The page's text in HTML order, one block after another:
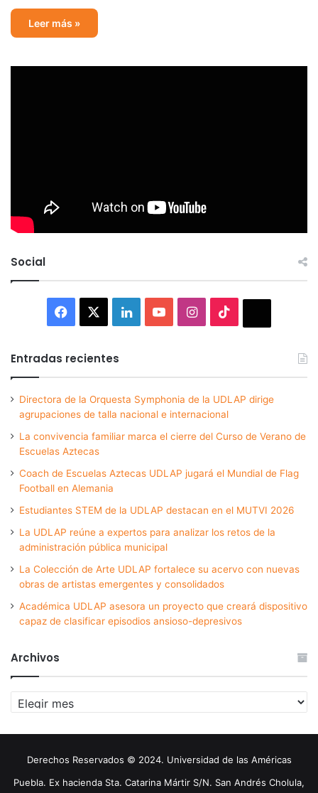
Leer más »
Social
Facebook LinkedInYouTubeInstagram
Entradas recientes
Directora de la Orquesta Symphonia de la UDLAP dirige
agrupaciones de talla nacional e internacional
La convivencia familiar marca el cierre del Curso de Verano de
Escuelas Aztecas
Coach de Escuelas Aztecas UDLAP jugará el Mundial de Flag
Football en Alemania
Estudiantes STEM de la UDLAP destacan en el MUTVI 2026
La UDLAP reúne a expertos para analizar los retos de la
administración pública municipal
La Colección de Arte UDLAP fortalece su acervo con nuevas
obras de artistas emergentes y consolidados
Académica UDLAP asesora un proyecto que creará dispositivo
capaz de clasificar episodios ansioso-depresivos
Archivos
Archivos
Derechos Reservados © 2024. Universidad de las Américas
Puebla. Ex hacienda Sta. Catarina Mártir S/N. San Andrés Cholula,